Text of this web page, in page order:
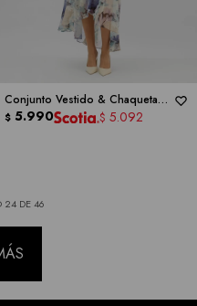
Conjunto Vestido & Chaqueta
Gasa Flores -RM RICHARDS
$ 5.990 $ 5.092
24DE46